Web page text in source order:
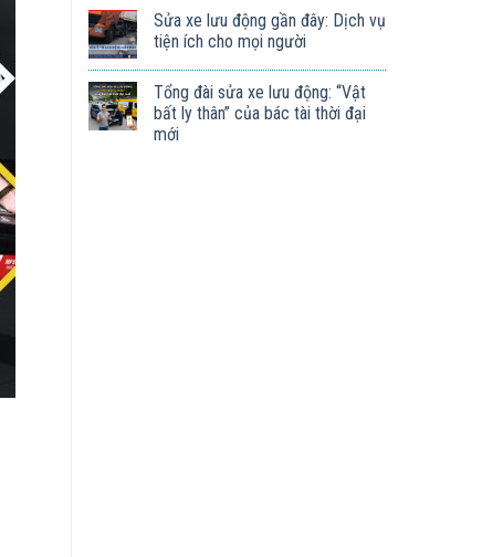
Sửa xe lưu động gần đây: Dịch vụ
tiện ích cho mọi người
Tổng đài sửa xe lưu động: “Vật
bất ly thân” của bác tài thời đại
mới